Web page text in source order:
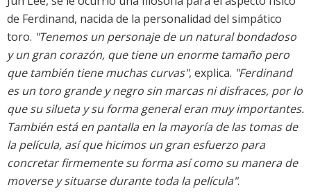
de Ferdinand, nacida de la personalidad del simpático
toro. "Tenemos un personaje de un natural bondadoso
y un gran corazón, que tiene un enorme tamaño pero
que también tiene muchas curvas", explica. "Ferdinand
es un toro grande y negro sin marcas ni disfraces, por lo
que su silueta y su forma general eran muy importantes.
También está en pantalla en la mayoría de las tomas de
la película, así que hicimos un gran esfuerzo para
concretar firmemente su forma así como su manera de
moverse y situarse durante toda la película".